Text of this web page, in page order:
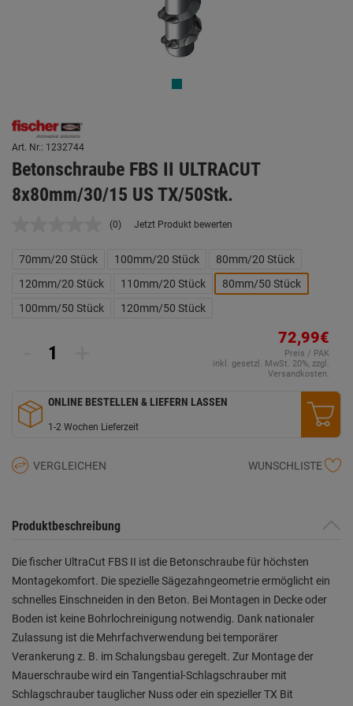
Art. Nr.: 1232744
Betonschraube FBS II ULTRACUT
8x80mm/30/15 US TX/50Stk.
Kein
Link
auf
derselben
Seite.
(0) Jetzt Produkt bewerten
70mm/20 Stück 100mm/20 Stück
80mm/20 Stück
120mm/20 Stück
110mm/20 Stück
80mm/50 Stück
100mm/50 Stück
120mm/50 Stück
72,99€
Preis / PAK
inkl. gesetzl. MwSt. 20%, zzgl.
Versandkosten.
ONLINE BESTELLEN & LIEFERN LASSEN
1-2 Wochen Lieferzeit
VERGLEICHEN WUNSCHLISTE
Produktbeschreibung
Die fischer UltraCut FBS II ist die Betonschraube für höchsten
Montagekomfort. Die spezielle Sägezahngeometrie ermöglicht ein
schnelles Einschneiden in den Beton. Bei Montagen in Decke oder
Boden ist keine Bohrlochreinigung notwendig. Dank nationaler
Zulassung ist die Mehrfachverwendung bei temporärer
Verankerung z. B. im Schalungsbau geregelt. Zur Montage der
Mauerschraube wird ein Tangential-Schlagschrauber mit
Schlagschrauber tauglicher Nuss oder ein spezieller TX Bit